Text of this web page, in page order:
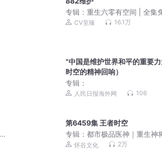
专辑：重生六零有空间 | 全集
CV至臻 16.1万
“中国是维护世界和平的重要
时空的精神回响）
专辑：
人民日报海外网 106
第6459集 王者时空
专辑：都市极品医神｜重生神
叶辰夏若雪｜VIP免费
怀谷文化 2万